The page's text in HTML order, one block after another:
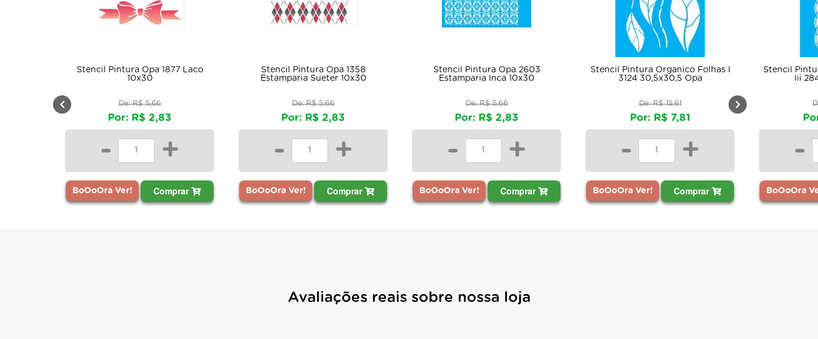
Stencil Pintura Opa 1877 Laco
10x30
De: R$ 5,66
Por: R$ 2,83
- +
BoOoOra Ver! Comprar
Stencil Pintura Opa 1358
Estamparia Sueter 10x30
De: R$ 5,66
Por: R$ 2,83
- +
BoOoOra Ver! Comprar
Stencil Pintura Opa 2603
Estamparia Inca 10x30
De: R$ 5,66
Por: R$ 2,83
- +
BoOoOra Ver! Comprar
Stencil Pintura Organico Folhas I
3124 30,5x30,5 Opa
De: R$ 15,61
Por: R$ 7,81
- +
BoOoOra Ver! Comprar
Stencil
Iii
-
BoOoOra
Avaliações reais sobre nossa loja